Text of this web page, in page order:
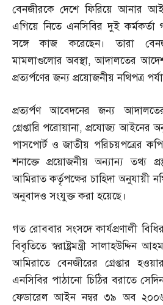
বেনজীরকে দেশে ফিরিয়ে আনার
এগিয়ে নিতে এনসিবির দুই
সঙ্গে কাজ করেছেন। তারা
মামলাগুলোর অবস্থা,আদালতের
প্রত্যর্পণের জন্য প্রয়োজনীয় নথিপত্র
প্রত্যর্পণ আবেদনের জন্য
গ্রেপ্তারি পরোয়ানা,প্রযোজ্য আইনের
পাসপোর্ট ও জাতীয় পরিচয়পত্রের
শনাক্তে প্রয়োজনীয় অন্যান্য তথ্য
আমিরাত কর্তৃপক্ষের চাহিদা অনুযায়ী
অনুবাদও সংযুক্ত করা হয়েছে।
গত রোববার সংসদে কার্যপ্রণালী
বিবৃতিতে স্বরাষ্ট্রমন্ত্রী
আমিরাতে বেনজীরের গ্রেপ্তার
এনসিবির পাঠানো চিঠির বরাতে সেদিন
ফেডারেল আইন নম্বর ৩৯ অব